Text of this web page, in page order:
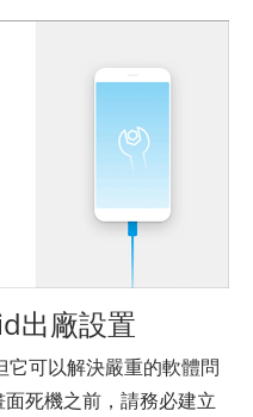
出廠設置
它可以解決嚴重的軟體問
死機之前，請務必建立